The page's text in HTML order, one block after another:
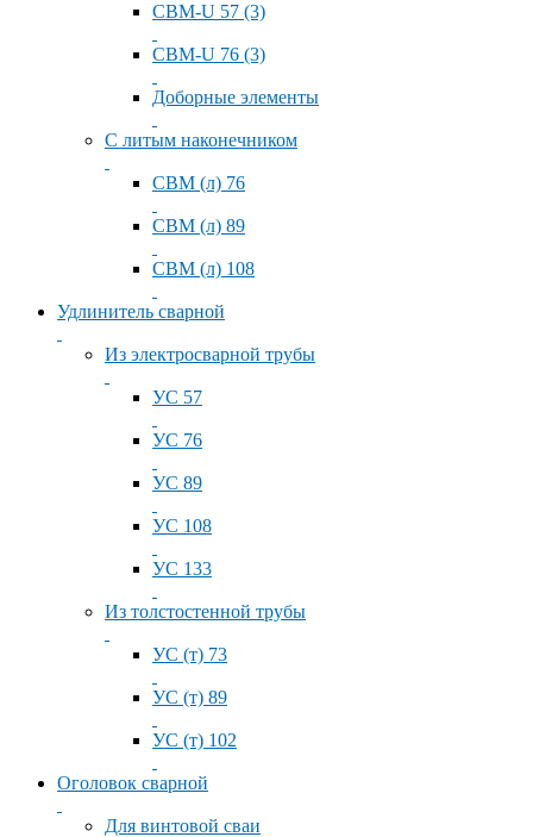
СВМ-U 57 (3)
СВМ-U 76 (3)
Доборные элементы
С литым наконечником
СВМ (л) 76
СВМ (л) 89
СВМ (л) 108
Удлинитель сварной
Из электросварной трубы
УС 57
УС 76
УС 89
УС 108
УС 133
Из толстостенной трубы
УС (т) 73
УС (т) 89
УС (т) 102
Оголовок сварной
Для винтовой сваи